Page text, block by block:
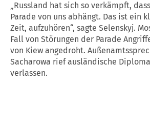
„Russland hat sich so verkämpft,
Parade von uns abhängt. Das ist ein
Zeit, aufzuhören“, sagte Selenskyj.
Fall von Störungen der Parade
von Kiew angedroht.
Sacharowa rief ausländische
verlassen.